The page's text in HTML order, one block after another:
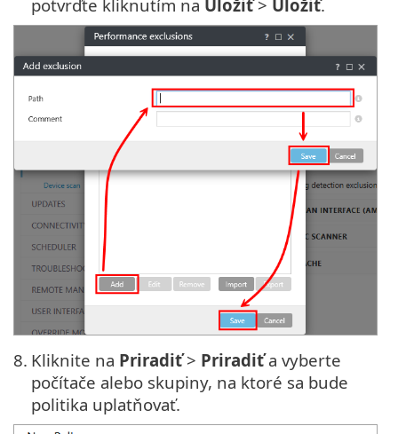
potvrďte kliknutím na Uložiť> Uložiť.
8. Kliknite na Priradiť> Priradiťa vyberte
počítače alebo skupiny, na ktoré sa bude
politika uplatňovať.